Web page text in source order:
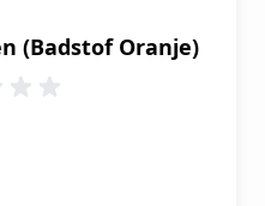
(Badstof Oranje)